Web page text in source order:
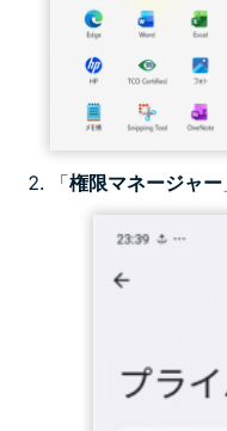
「権限マネージャー